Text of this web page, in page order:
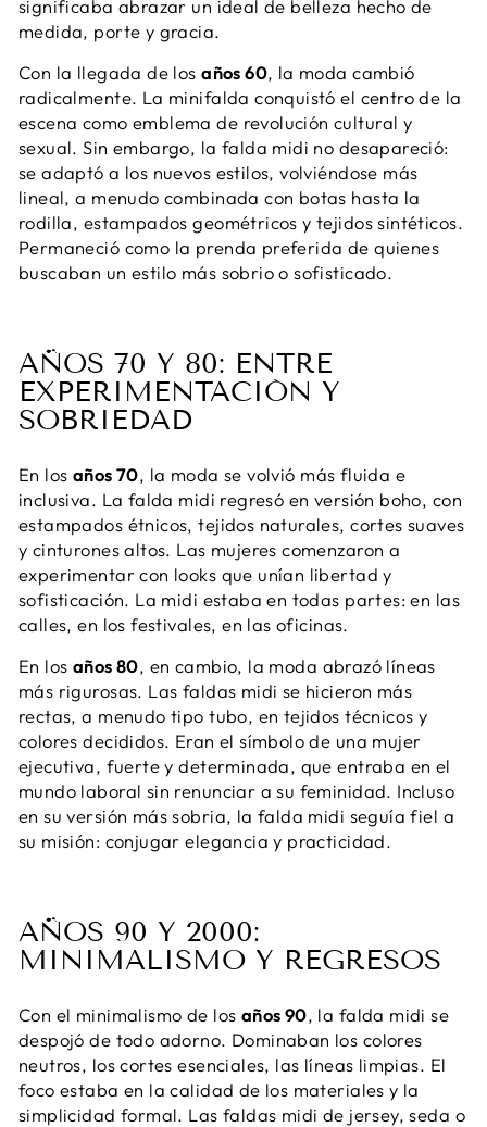
significaba abrazar un ideal de belleza hecho de
medida, porte y gracia.
Con la llegada de losaños 60, la moda cambió
radicalmente. La minifalda conquistó el centro de la
escena como emblema de revolución cultural y
sexual. Sin embargo, la falda midi no desapareció:
se adaptó a los nuevos estilos, volviéndose más
lineal, a menudo combinada con botas hasta la
rodilla, estampados geométricos y tejidos sintéticos.
Permaneció como la prenda preferida de quienes
buscaban un estilo más sobrio o sofisticado.
AÑOS 70 Y 80: ENTRE
EXPERIMENTACIÓN Y
SOBRIEDAD
En los años 70, la moda se volvió más fluida e
inclusiva. La falda midi regresó en versión boho, con
estampados étnicos, tejidos naturales, cortes suaves
y cinturones altos. Las mujeres comenzaron a
experimentar con looks que unían libertad y
sofisticación. La midi estaba en todas partes: en las
calles, en los festivales, en las oficinas.
En los años 80, en cambio, la moda abrazó líneas
más rigurosas. Las faldas midi se hicieron más
rectas, a menudo tipo tubo, en tejidos técnicos y
colores decididos. Eran el símbolo de una mujer
ejecutiva, fuerte y determinada, que entraba en el
mundo laboral sin renunciar a su feminidad. Incluso
en su versión más sobria, la falda midi seguía fiel a
su misión: conjugar elegancia y practicidad.
AÑOS 90 Y 2000:
MINIMALISMO Y REGRESOS
Con el minimalismo de los años 90, la falda midi se
despojó de todo adorno. Dominaban los colores
neutros, los cortes esenciales, las líneas limpias. El
foco estaba en la calidad de los materiales y la
simplicidad formal. Las faldas midi de jersey, seda o